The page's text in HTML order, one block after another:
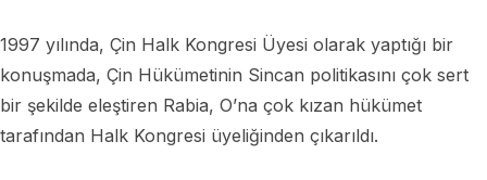
1997 yılında, Çin Halk Kongresi Üyesi olarak yaptığı bir
konuşmada, Çin Hükümetinin Sincan politikasını çok sert
bir şekilde eleştiren Rabia, O’na çok kızan hükümet
tarafından Halk Kongresi üyeliğinden çıkarıldı.